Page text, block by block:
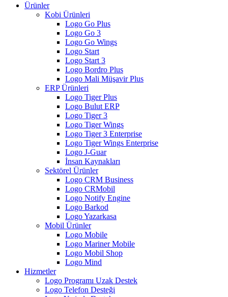
Ürünler
Kobi Ürünleri
Logo Go Plus
Logo Go 3
Logo Go Wings
Logo Start
Logo Start 3
Logo Bordro Plus
Logo Mali Müşavir Plus
ERP Ürünleri
Logo Tiger Plus
Logo Bulut ERP
Logo Tiger 3
Logo Tiger Wings
Logo Tiger 3 Enterprise
Logo Tiger Wings Enterprise
Logo J-Guar
İnsan Kaynakları
Sektörel Ürünler
Logo CRM Business
Logo CRMobil
Logo Notify Engine
Logo Barkod
Logo Yazarkasa
Mobil Ürünler
Logo Mobile
Logo Mariner Mobile
Logo Mobil Shop
Logo Mind
Hizmetler
Logo Programı Uzak Destek
Logo Telefon Desteği